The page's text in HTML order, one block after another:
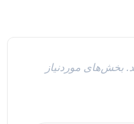
بخش‌های موردنیاز